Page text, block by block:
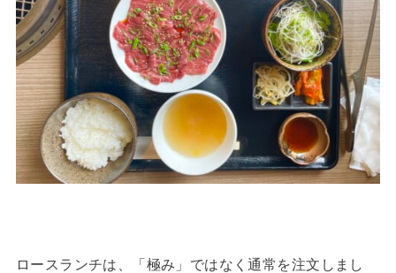
ロースランチは、「極み」ではなく通常を注文しまし